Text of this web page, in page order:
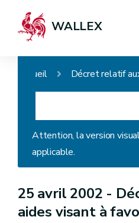
WALLEX
Accueil
Attention, la version
applicable.
25 avril 2002 -
aides visant à